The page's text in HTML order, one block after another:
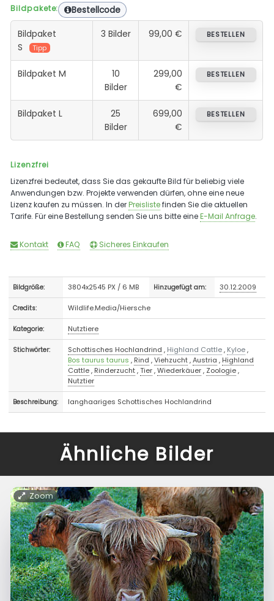
Bildpakete: Bestellcode
Bildpaket
S
Tipp
3 Bilder 99,00 € BESTELLEN
Bildpaket M
10
Bilder
299,00
€
BESTELLEN
Bildpaket L
25
Bilder
699,00
€
BESTELLEN
Lizenzfrei
Lizenzfrei bedeutet, dass Sie das gekaufte Bild für beliebig viele
Anwendungen bzw. Projekte verwenden dürfen, ohne eine neue
Lizenz kaufen zu müssen. In derPreislistefinden Sie die aktuellen
Tarife. Für eine Bestellung senden Sie uns bitte eineE-Mail Anfrage.
Kontakt FAQ Sicheres Einkaufen
Bildgröße: 3804x2545 PX / 6 MB Hinzugefügt am: 30.12.2009
Credits: Wildlife.Media/Hiersche
Kategorie: Nutztiere
Stichwörter: Schottisches Hochlandrind , Highland Cattle, Kyloe,
Bos taurus taurus , Rind ,Viehzucht,Austria , Highland
Cattle, Rinderzucht,Tier,Wiederkäuer, Zoologie,
Nutztier
Beschreibung: langhaariges Schottisches Hochlandrind
Ähnliche Bilder
Zoom